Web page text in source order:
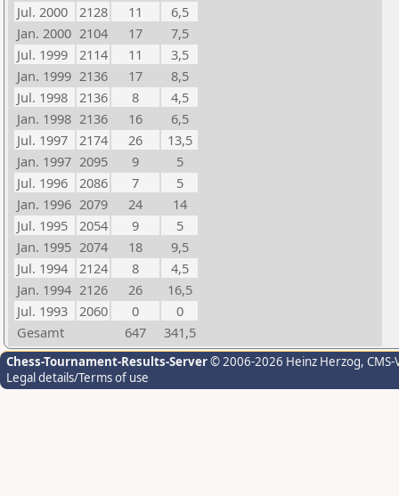
Jul. 2000
2128 11
6,5
Jan. 2000 2104 17
7,5
Jul. 1999
2114 11
3,5
Jan. 1999 2136 17
8,5
Jul. 1998
2136 8
4,5
Jan. 1998 2136 16
6,5
Jul. 1997
2174 26
13,5
Jan. 1997 2095 9
5
Jul. 1996
2086 7
5
Jan. 1996 2079 24
14
Jul. 1995
2054 9
5
Jan. 1995 2074 18
9,5
Jul. 1994
2124 8
4,5
Jan. 1994 2126 26
16,5
Jul. 1993
2060 0
0
Gesamt
647 341,5
Chess-Tournament-Results-Server© 2006-2026 Heinz Herzog,
Legal details/Terms of use